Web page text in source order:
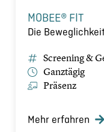
MOBEE® FIT
Die
Screening &
Ganztägig
Präsenz
Mehr erfahren